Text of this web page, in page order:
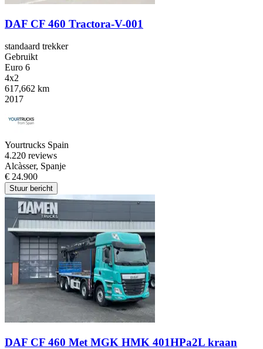
DAF CF 460 Tractora-V-001
standaard trekker
Gebruikt
Euro 6
4x2
617,662 km
2017
Yourtrucks Spain
4.220 reviews
Alcàsser, Spanje
€ 24.900
Stuur bericht
DAF CF 460 Met MGK HMK 401HPa2L kraan